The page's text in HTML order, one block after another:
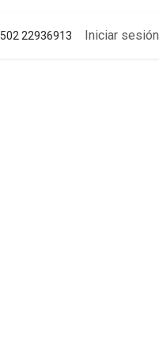
22936913 Iniciar sesión